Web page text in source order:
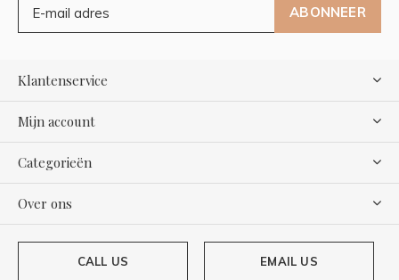
ABONNEER
Klantenservice
Mijn account
Categorieën
Over ons
CALL US EMAIL US